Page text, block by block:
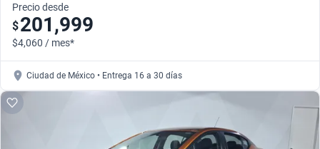
Precio desde
$201,999
$4,060 / mes*
Ciudad de México • Entrega 16 a 30 días